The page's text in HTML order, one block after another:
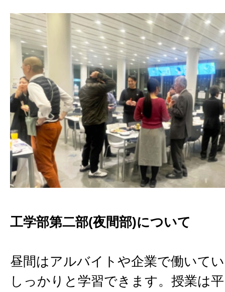
工学部第二部(夜間部)について
昼間はアルバイトや企業で働いて
しっかりと学習できます。授業は